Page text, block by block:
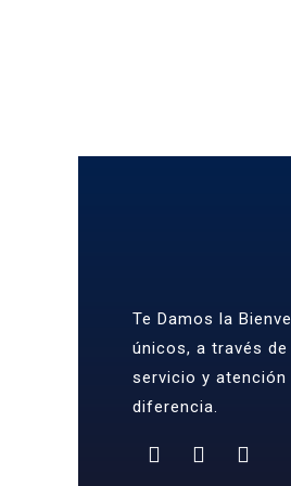
Te Damos la
únicos, a través
servicio y atención
diferencia.